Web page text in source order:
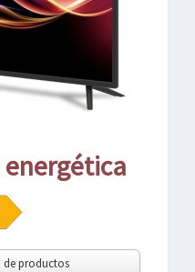
de productos